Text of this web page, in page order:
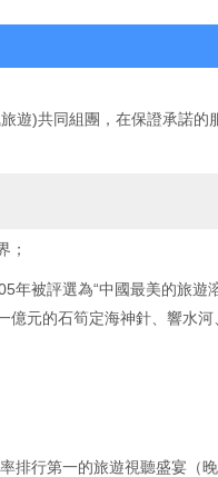
遊)共同組團，在保證承諾的
；
被評選為“中國最美的旅遊
億元的石筍定海神針、響水
排行第一的旅遊視聽盛宴（